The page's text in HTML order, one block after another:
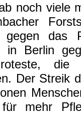
noch viele
gegen das
in Berlin
die
Der Streik
mehr